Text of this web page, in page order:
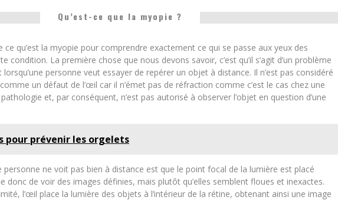
Qu’est-ce que la myopie ?
ce qu’est la myopie pour comprendre exactement ce qui se passe aux yeux des
condition. La première chose que nous devons savoir, c’est qu’il s’agit d’un problème
personne veut essayer de repérer un objet à distance. Il n’est pas considéré
un défaut de l’œil car il n’émet pas de réfraction comme c’est le cas chez une
et, par conséquent, n’est pas autorisé à observer l’objet en question d’une
pour prévenir les orgelets
personne ne voit pas bien à distance est que le point focal de la lumière est placé
donc de voir des images définies, mais plutôt qu’elles semblent floues et inexactes.
l’œil place la lumière des objets à l’intérieur de la rétine, obtenant ainsi une image